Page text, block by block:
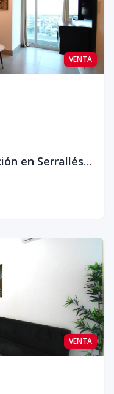
VENTA
Apartamento de 1 habitación en Serrallés para invertir
VENTA